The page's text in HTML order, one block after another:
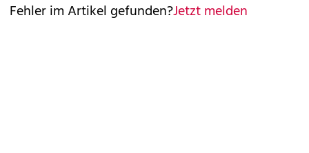
Fehler im Artikel gefunden?Jetzt melden